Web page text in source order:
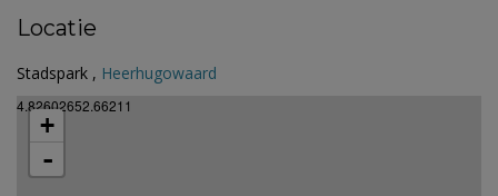
Locatie
Stadspark , Heerhugowaard
4.82602652.66211
+
-